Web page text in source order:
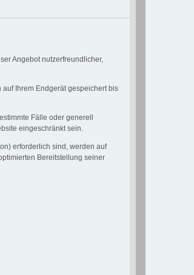
Angebot nutzerfreundlicher,
Ihrem Endgerät gespeichert bis
Fälle oder generell
eingeschränkt sein.
erforderlich sind, werden auf
Bereitstellung seiner